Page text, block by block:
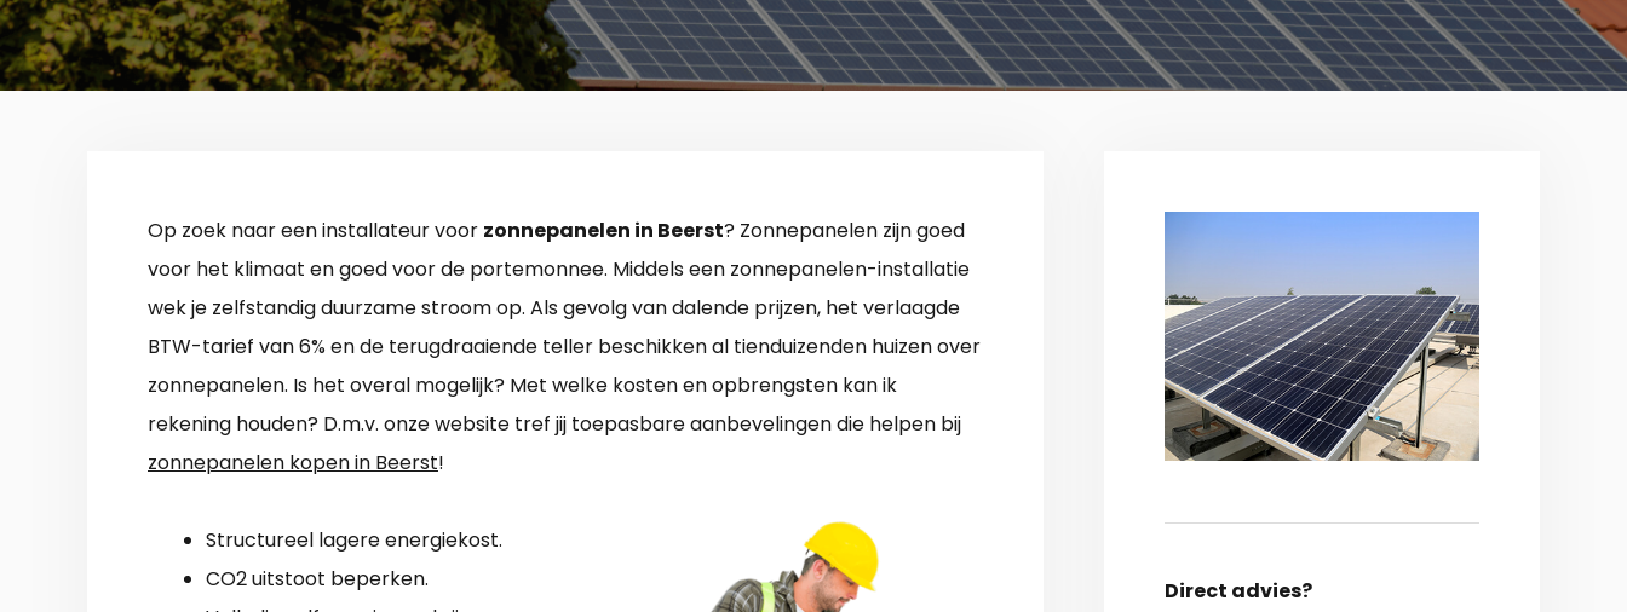
Op zoek naar een installateur voor zonnepanelen in Beerst? Zonnepanelen zijn goed
voor het klimaat en goed voor de portemonnee. Middels een zonnepanelen-installatie
wek je zelfstandig duurzame stroom op. Als gevolg van dalende prijzen, het verlaagde
BTW-tarief van 6% en de terugdraaiende teller beschikken al tienduizenden huizen over
zonnepanelen. Is het overal mogelijk? Met welke kosten en opbrengsten kan ik
rekening houden? D.m.v. onze website tref jij toepasbare aanbevelingen die helpen bij
zonnepanelen kopen in Beerst!
Structureel lagere energiekost.
CO2 uitstoot beperken.
Direct advies?